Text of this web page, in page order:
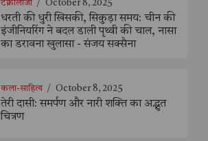
टेक्नोलॉजी / October 8, 2025
धरती की धुरी खिसकी, सिकुड़ा समय: चीन की
इंजीनियरिंग ने बदल डाली पृथ्वी की चाल, नासा
का डरावना खुलासा - संजय सक्सैना
कला-साहित्य / October 8, 2025
तेरी दासी: समर्पण और नारी शक्ति का अद्भुत
चित्रण